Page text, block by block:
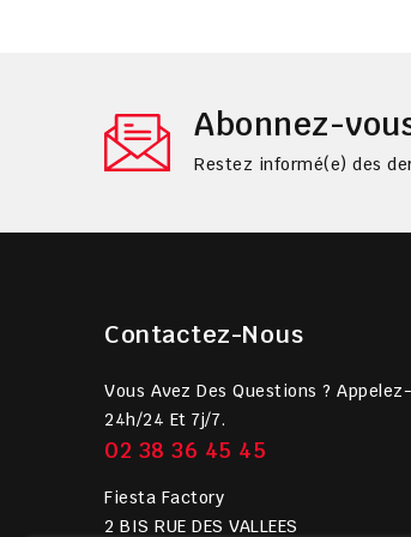
Abonnez-
Restez informé(e) des
Contactez-Nous
Vous Avez Des Questions ?
24h/24 Et 7j/7.
02 38 36 45 45
Fiesta Factory
2 BIS RUE DES VALLEES